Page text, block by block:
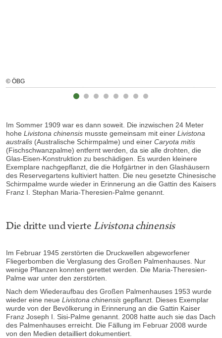
© ÖBG
Im Sommer 1909 war es dann soweit. Die inzwischen 24 Meter
hohe Livistona chinensismusste gemeinsam mit einer Livistona
australis(Australische Schirmpalme) und einer Caryota mitis
(Fischschwanzpalme) entfernt werden, da sie alle drohten, die
Glas-Eisen-Konstruktion zu beschädigen. Es wurden kleinere
Exemplare nachgepflanzt, die die Hofgärtner in den Glashäusern
des Reservegartens kultiviert hatten. Die neu gesetzte Chinesische
Schirmpalme wurde wieder in Erinnerung an die Gattin des Kaisers
Franz I. Stephan Maria-Theresien-Palme genannt.
Die dritte und vierteLivistona chinensis
Im Februar 1945 zerstörten die Druckwellen abgeworfener
Fliegerbomben die Verglasung des Großen Palmenhauses. Nur
wenige Pflanzen konnten gerettet werden. Die Maria-Theresien-
Palme war unter den zerstörten.
Nach dem Wiederaufbau des Großen Palmenhauses 1953 wurde
wieder eine neue Livistona chinensisgepflanzt. Dieses Exemplar
wurde von der Bevölkerung in Erinnerung an die Gattin Kaiser
Franz Joseph I. Sisi-Palme genannt. 2008 hatte auch sie das Dach
des Palmenhauses erreicht. Die Fällung im Februar 2008 wurde
von den Medien detailliert dokumentiert.